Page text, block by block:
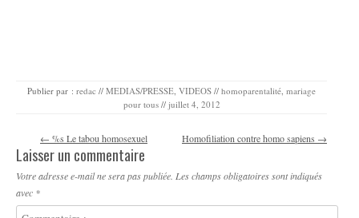
Publier par : redac // MEDIAS/PRESSE VIDEOS // homoparentalité mariage
pour tous // juillet 4, 2012
Navigation des articles
← %s Le tabou homosexuel Homofiliation contre homo sapiens →
Laisser un commentaire
Votre adresse e-mail ne sera pas publiée. Les champs obligatoires sont indiqués
avec *